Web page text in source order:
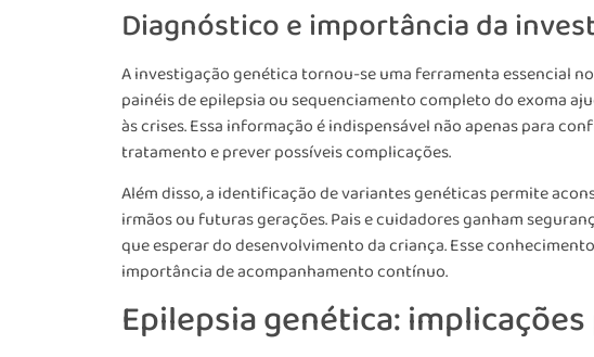
Diagnóstico e importância da
A investigação genética tornou-se uma ferramenta essencial
painéis de epilepsia ou sequenciamento completo do exoma
às crises. Essa informação é indispensável não apenas para
tratamento e prever possíveis complicações.
Além disso, a identificação de variantes genéticas permite
irmãos ou futuras gerações. Pais e cuidadores ganham
que esperar do desenvolvimento da criança. Esse
importância de acompanhamento contínuo.
Epilepsia genética: